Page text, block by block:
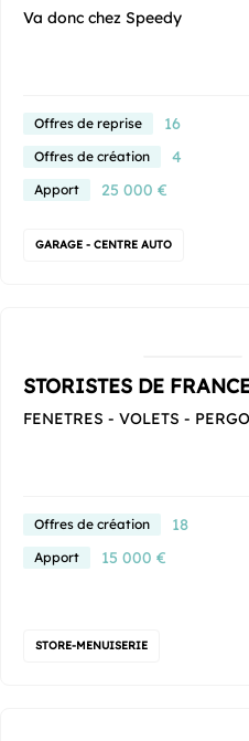
Va donc chez Speedy
Offres de reprise 16
Offres de création 4
Apport 25 000 €
GARAGE - CENTRE AUTO
STORISTES DE
FENETRES - VOLETS -
Offres de création 18
Apport 15 000 €
STORE-MENUISERIE